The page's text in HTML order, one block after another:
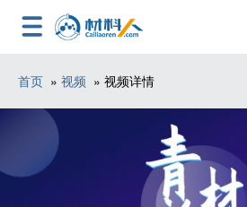
首页 » 视频 » 视频详情